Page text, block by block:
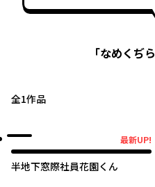
「なめくぢら
全1作品
最新UP!
半地下窓際社員花園くん